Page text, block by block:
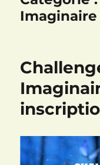
Imaginaire